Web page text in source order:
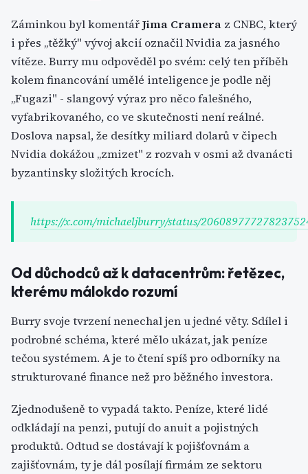
Záminkou byl komentářJima Cramera z CNBC, který
i přes „těžký" vývoj akcií označil Nvidia za jasného
vítěze. Burry mu odpověděl po svém: celý ten příběh
kolem financování umělé inteligence je podle něj
„Fugazi" - slangový výraz pro něco falešného,
vyfabrikovaného, co ve skutečnosti není reálné.
Doslova napsal, že desítky miliard dolarů v čipech
Nvidia dokážou „zmizet" z rozvah v osmi až dvanácti
byzantinsky složitých krocích.
https://x.com/michaeljburry/status/
Od důchodců až k datacentrům: řetězec,
kterému málokdo rozumí
Burry svoje tvrzení nenechal jen u jedné věty. Sdílel i
podrobné schéma, které mělo ukázat, jak peníze
tečou systémem. A je to čtení spíš pro odborníky na
strukturované finance než pro běžného investora.
Zjednodušeně to vypadá takto. Peníze, které lidé
odkládají na penzi, putují do anuit a pojistných
produktů. Odtud se dostávají k pojišťovnám a
zajišťovnám, ty je dál posílají firmám ze sektoru